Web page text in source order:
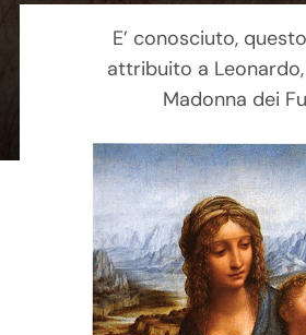
E’ conosciuto,
attribuito a
Madonna dei